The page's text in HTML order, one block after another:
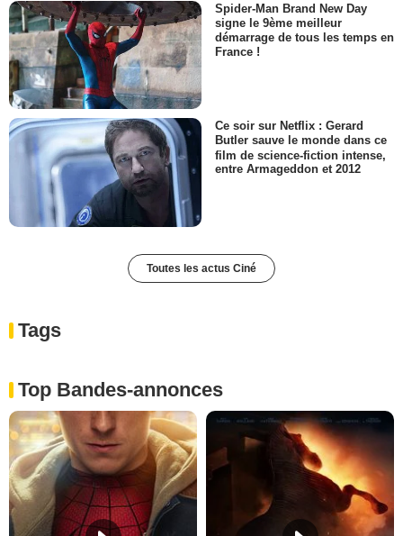
Spider-Man Brand New Day
signe le 9ème meilleur
démarrage de tous les temps en
France !
Ce soir sur Netflix : Gerard
Butler sauve le monde dans ce
film de science-fiction intense,
entre Armageddon et 2012
Toutes les actus Ciné
Tags
Top Bandes-annonces